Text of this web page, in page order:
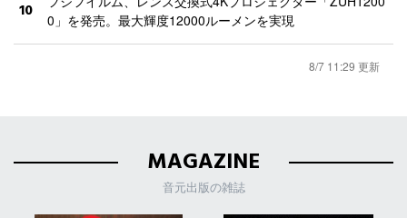
10
0」を発売。最大輝度12000ルーメンを実現
8/7 11:29 更新
MAGAZINE
音元出版の雑誌